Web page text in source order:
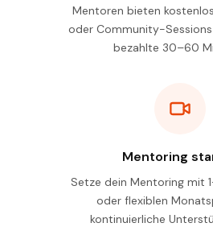
Mentoren bieten
oder Community-
bezahlte 30–60
Mentoring
Setze dein Mentoring mit
oder flexiblen
kontinuierliche